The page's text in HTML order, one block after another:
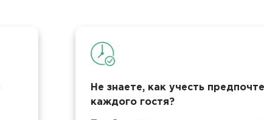
Не знаете, как учесть
каждого гостя?